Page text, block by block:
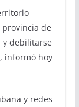
de
y debilitarse
informó hoy
y redes